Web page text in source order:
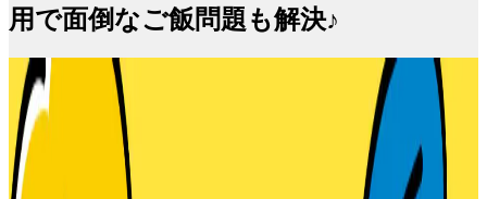
用で面倒なご飯問題も解決♪